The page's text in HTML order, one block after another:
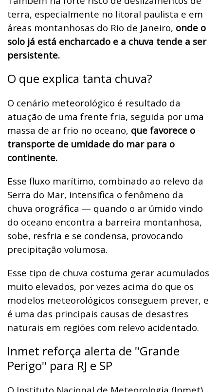
terra, especialmente no litoral paulista e em
áreas montanhosas do Rio de Janeiro, onde o
solo já está encharcado e a chuva tende a ser
persistente.
O que explica tanta chuva?
O cenário meteorológico é resultado da
atuação de uma frente fria, seguida por uma
massa de ar frio no oceano, que favorece o
transporte de umidade do mar para o
continente.
Esse fluxo marítimo, combinado ao relevo da
Serra do Mar, intensifica o fenômeno da
chuva orográfica — quando o ar úmido vindo
do oceano encontra a barreira montanhosa,
sobe, resfria e se condensa, provocando
precipitação volumosa.
Esse tipo de chuva costuma gerar acumulados
muito elevados, por vezes acima do que os
modelos meteorológicos conseguem prever, e
é uma das principais causas de desastres
naturais em regiões com relevo acidentado.
Inmet reforça alerta de "Grande
Perigo" para RJ e SP